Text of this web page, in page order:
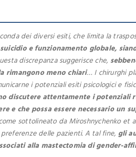
dei diversi esiti, che limita la
e funzionamento globale,
discrepanza suggerisce che,
rimangono meno chiari… I chirurghi
i potenziali esiti psicologici e
discutere attentamente i potenziali
e che possa essere necessario un
sottolineato da Miroshnychenko et
delle pazienti. A tal fine, gli
alla mastectomia di gender-